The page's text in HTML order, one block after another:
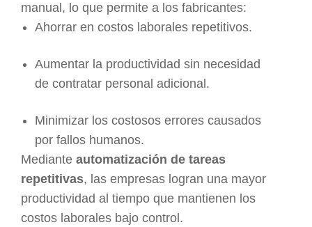
manual, lo que permite a los fabricantes:
Ahorrar en costos laborales repetitivos.
Aumentar la productividad sin necesidad
de contratar personal adicional.
Minimizar los costosos errores causados ​​
por fallos humanos.
Mediante automatización de tareas
repetitivas, las empresas logran una mayor
productividad al tiempo que mantienen los
costos laborales bajo control.